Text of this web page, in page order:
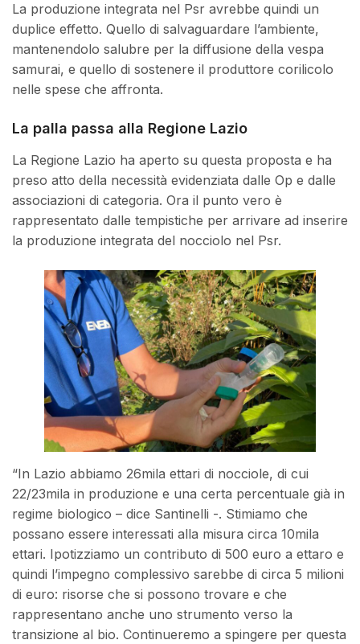
La produzione integrata nel Psr avrebbe quindi un
duplice effetto. Quello di salvaguardare l’ambiente,
mantenendolo salubre per la diffusione della vespa
samurai, e quello di sostenere il produttore corilicolo
nelle spese che affronta.
La palla passa alla Regione Lazio
La Regione Lazio ha aperto su questa proposta e ha
preso atto della necessità evidenziata dalle Op e dalle
associazioni di categoria. Ora il punto vero è
rappresentato dalle tempistiche per arrivare ad inserire
la produzione integrata del nocciolo nel Psr.
“In Lazio abbiamo 26mila ettari di nocciole, di cui
22/23mila in produzione e una certa percentuale già in
regime biologico – dice Santinelli -. Stimiamo che
possano essere interessati alla misura circa 10mila
ettari. Ipotizziamo un contributo di 500 euro a ettaro e
quindi l’impegno complessivo sarebbe di circa 5 milioni
di euro: risorse che si possono trovare e che
rappresentano anche uno strumento verso la
transizione al bio. Continueremo a spingere per questa